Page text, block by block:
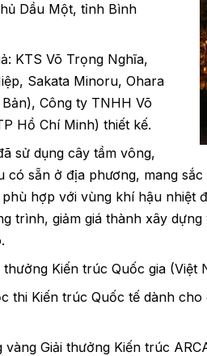
Dầu Một, tỉnh Bình
KTS Võ Trọng Nghĩa,
Sakata Minoru, Ohara
Công ty TNHH Võ
Hồ Chí Minh) thiết kế.
sử dụng cây tầm vông,
có sẵn ở địa phương, mang
hợp với vùng khí hậu nhiệt
trình, giảm giá thành xây
thưởng Kiến trúc Quốc gia (Việt
thi Kiến trúc Quốc tế dành
vàng Giải thưởng Kiến trúc